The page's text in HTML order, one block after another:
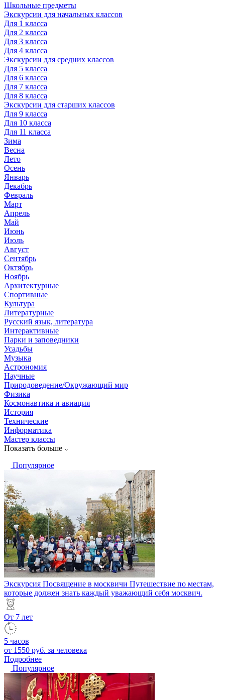
Школьные предметы
Экскурсии для начальных классов
Для 1 класса
Для 2 класса
Для 3 класса
Для 4 класса
Экскурсии для средних классов
Для 5 класса
Для 6 класса
Для 7 класса
Для 8 класса
Экскурсии для старших классов
Для 9 класса
Для 10 класса
Для 11 класса
Зима
Весна
Лето
Осень
Январь
Декабрь
Февраль
Март
Апрель
Май
Июнь
Июль
Август
Сентябрь
Октябрь
Ноябрь
Архитектурные
Спортивные
Культура
Литературные
Русский язык, литература
Интерактивные
Парки и заповедники
Усадьбы
Музыка
Астрономия
Научные
Природоведение/Окружающий мир
Физика
Космонавтика и авиация
История
Технические
Информатика
Мастер классы
Показать больше
Популярное
Экскурсия Посвящение в москвичи Путешествие по местам,
которые должен знать каждый уважающий себя москвич.
От 7 лет
5 часов
от 1550 руб. за человека
Подробнее
Популярное